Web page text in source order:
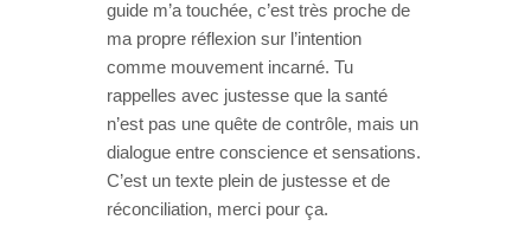
guide m’a touchée, c’est très proche de
ma propre réflexion sur l’intention
comme mouvement incarné. Tu
rappelles avec justesse que la santé
n’est pas une quête de contrôle, mais un
dialogue entre conscience et sensations.
C’est un texte plein de justesse et de
réconciliation, merci pour ça.